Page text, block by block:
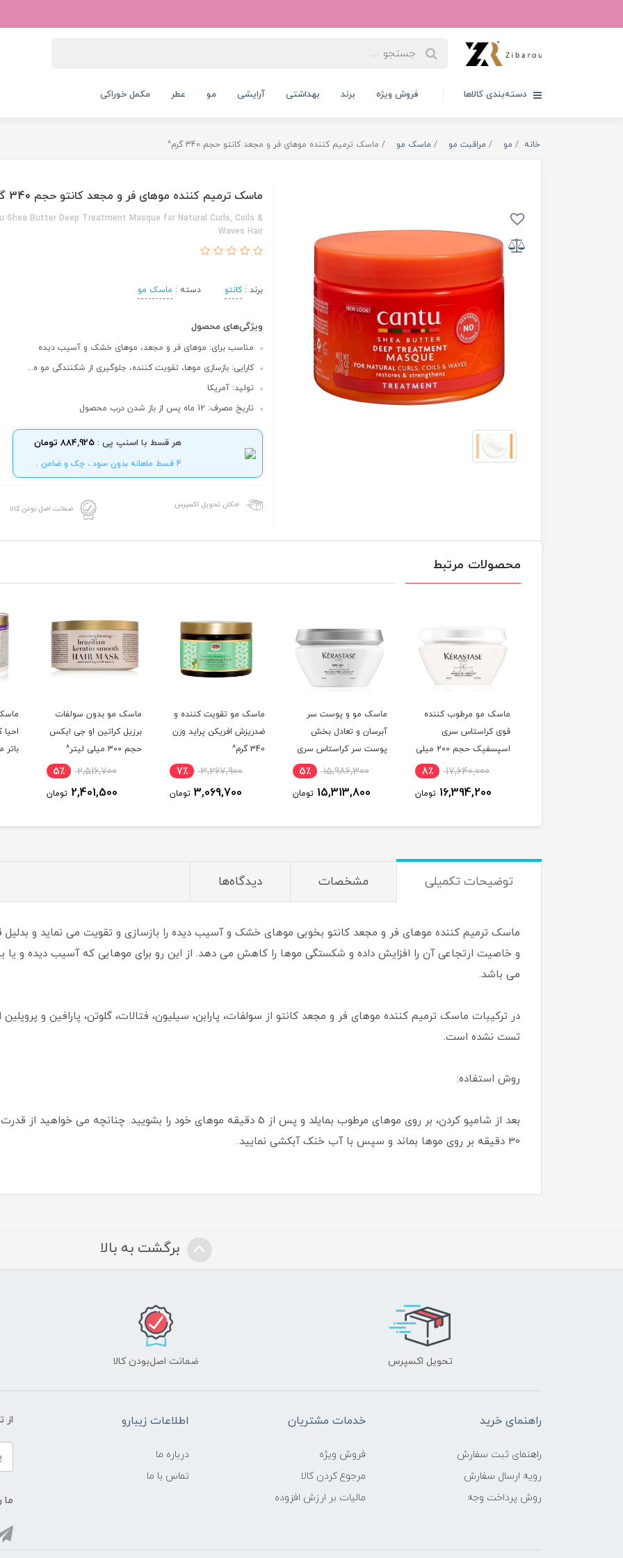
دسته‌بندی کالاها فروش ویژه برند بهداشتی آرایشی مو عطر مکمل خوراکی
خانه مو مراقبت مو ماسک مو ماسک ترمیم کننده موهای فر و مجعد کانتو حجم 340 گرم^
ماسک ترمیم کننده موهای فر و مجعد کانتو حجم 340 گرم^
Shea Butter Deep Treatment Masque for Natural Curls, Coils &
Waves Hair
برند :کانتو دسته : ماسک مو
ویژگی‌های محصول
مناسب برای: موهای فر و مجعد، موهای خشک و آسیب دیده
کارایی: بازسازی موها، تقویت کننده، جلوگیری از شکنندگی مو ه...
تولید: آمریکا
تاریخ مصرف: 12 ماه پس از باز شدن درب محصول
هر قسط با اسنپ پی : 884,925 تومان
4 قسط ماهانه بدون سود ، چک و ضامن .
امکان تحویل اکسپرس ضمانت اصل بودن کالا
محصولات مرتبط
ماسک مو و پوست سر
آبرسان و تعادل بخش
پوست سر کراستاس سری
15,986,300
15,313,800
ماسک مو تقویت کننده و
ضدریزش افریکن پراید وزن
340 گرم^
3,267,900
3,069,700
ماسک مو بدون سولفات
برزیل کراتین او جی ایکس
حجم 300 میلی لیتر^
2,516,700
2,401,500
ماسک مو بدون سولفات
احیا کننده و آبرسان شی
باتر مائویی مویسچر حجم
400 میلی لیتر^
3,068,500
2,964,100
توضیحات تکمیلی مشخصات دیدگاه‌ها
ماسک ترمیم کننده موهای فر و مجعد کانتو بخوبی موهای خشک و آسیب دیده را بازسازی و تقویت می نماید و بدلیل
و خاصیت ارتجاعی آن را افزایش داده و شکستگی موها را کاهش می دهد. از این رو برای موهایی که آسیب دیده و یا
می باشد.
در ترکیبات ماسک ترمیم کننده موهای فر و مجعد کانتو از سولفات، پارابن، سیلیون، فتالات، گلوتن، پارافین و
تست نشده است.
روش استفاده:
بعد از شامپو کردن، بر روی موهای مرطوب بمایلد و پس از 5 دقیقه موهای خود را بشویید.
30 دقیقه بر روی موها بماند و سپس با آب خنک آبکشی نمایید.
برگشت به بالا
تحویل اکسپرس ضمانت اصل‌بودن کالا
راهنمای خرید
راهنمای ثبت سفارش
رویه ارسال سفارش
روش پرداخت وجه
خدمات مشتریان
فروش ویژه
مرجوع کردن کالا
مالیات بر ارزش افزوده
اطلاعات زیبارو
درباره ما
تماس با ما
از
ما